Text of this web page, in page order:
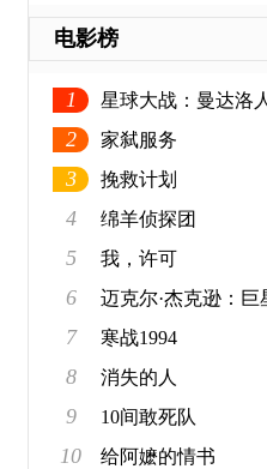
电影榜
1 星球大战：曼达洛
2 家弑服务
3 挽救计划
4 绵羊侦探团
5 我，许可
6 迈克尔·杰克逊：巨
7 寒战1994
8 消失的人
9 10间敢死队
10 给阿嬷的情书